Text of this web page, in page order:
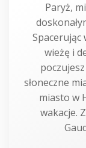
Paryż,
Spacerując
wieżę i
słoneczne
miasto w
wakacje.